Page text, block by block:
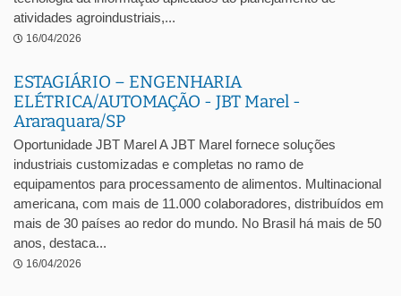
atividades agroindustriais,...
16/04/2026
ESTAGIÁRIO – ENGENHARIA
ELÉTRICA/AUTOMAÇÃO - JBT Marel -
Araraquara/SP
Oportunidade JBT Marel A JBT Marel fornece soluções
industriais customizadas e completas no ramo de
equipamentos para processamento de alimentos. Multinacional
americana, com mais de 11.000 colaboradores, distribuídos em
mais de 30 países ao redor do mundo. No Brasil há mais de 50
anos, destaca...
16/04/2026